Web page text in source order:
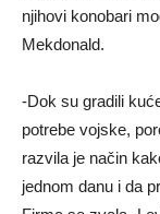
njihovi konobari
Mekdonald.
-Dok su gradili
potrebe vojske,
razvila je način
jednom danu i da